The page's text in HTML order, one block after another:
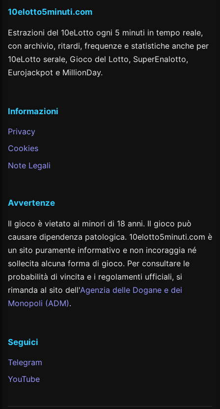
10elotto5minuti.com
Estrazioni del 10eLotto ogni 5 minuti in tempo reale,
con archivio, ritardi, frequenze e statistiche anche per
10eLotto serale, Gioco del Lotto, SuperEnalotto,
Eurojackpot e MillionDay.
Informazioni
Privacy
Cookies
Note Legali
Avvertenze
Il gioco è vietato ai minori di 18 anni. Il gioco può
causare dipendenza patologica. 10elotto5minuti.com è
un sito puramente informativo e non incoraggia né
sollecita alcuna forma di gioco. Per consultare le
probabilità di vincita e i regolamenti ufficiali, si
rimanda al sito dell'Agenzia delle Dogane e dei
Monopoli (ADM).
Seguici
Telegram
YouTube